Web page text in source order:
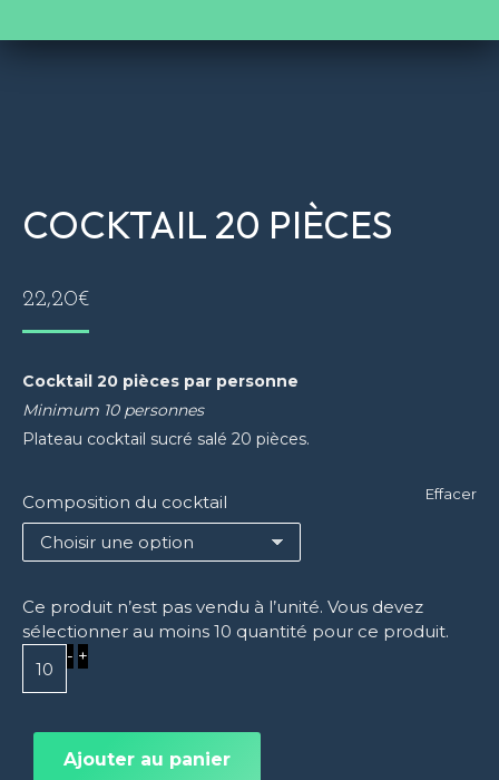
COCKTAIL 20 PIÈCES
22,20€
Cocktail 20 pièces par personne
Minimum 10 personnes
Plateau cocktail sucré salé 20 pièces.
Composition du cocktail Effacer
Ce produit n’est pas vendu à l’unité. Vous devez
sélectionner au moins 10 quantité pour ce produit.
Ajouter au panier